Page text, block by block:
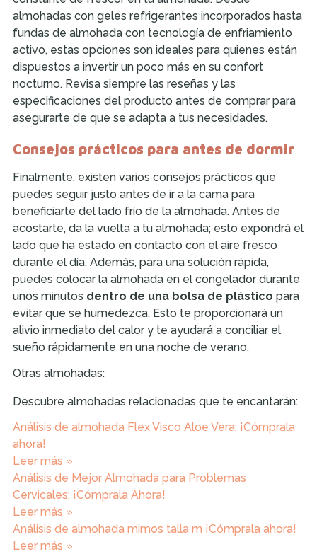
almohadas con geles refrigerantes incorporados hasta
fundas de almohada con tecnología de enfriamiento
activo, estas opciones son ideales para quienes están
dispuestos a invertir un poco más en su confort
nocturno. Revisa siempre las reseñas y las
especificaciones del producto antes de comprar para
asegurarte de que se adapta a tus necesidades.
Consejos prácticos para antes de dormir
Finalmente, existen varios consejos prácticos que
puedes seguir justo antes de ir a la cama para
beneficiarte del lado frío de la almohada. Antes de
acostarte, da la vuelta a tu almohada; esto expondrá el
lado que ha estado en contacto con el aire fresco
durante el día. Además, para una solución rápida,
puedes colocar la almohada en el congelador durante
unos minutos dentro de una bolsa de plástico para
evitar que se humedezca. Esto te proporcionará un
alivio inmediato del calor y te ayudará a conciliar el
sueño rápidamente en una noche de verano.
Otras almohadas:
Descubre almohadas relacionadas que te encantarán:
Análisis de almohada Flex Visco Aloe Vera: ¡Cómprala
ahora!
Leer más »
Análisis de Mejor Almohada para Problemas
Cervicales: ¡Cómprala Ahora!
Leer más »
Análisis de almohada mimos talla m ¡Cómprala ahora!
Leer más »